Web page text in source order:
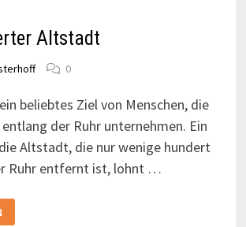
Altstadt
0
beliebtes Ziel von Menschen, die
der Ruhr unternehmen. Ein
Altstadt, die nur wenige hundert
Ruhr entfernt ist, lohnt …